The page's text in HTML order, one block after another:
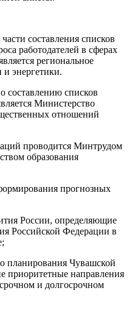
составления списков
работодателей в сферах
региональное
энергетики.
составлению списков
Министерство
отношений
проводится Минтрудом
образования
прогнозных
России, определяющие
Российской Федерации в
планирования Чувашской
приоритетные направления
и долгосрочном